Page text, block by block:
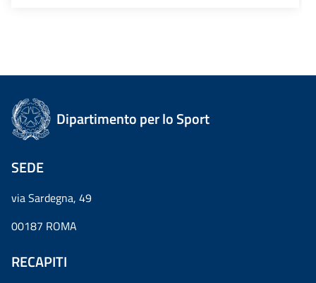
Dipartimento per lo Sport
SEDE
via Sardegna, 49
00187 ROMA
RECAPITI